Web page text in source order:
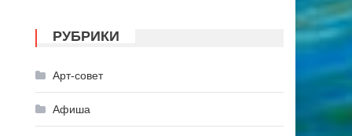
РУБРИКИ
Арт-совет
Афиша